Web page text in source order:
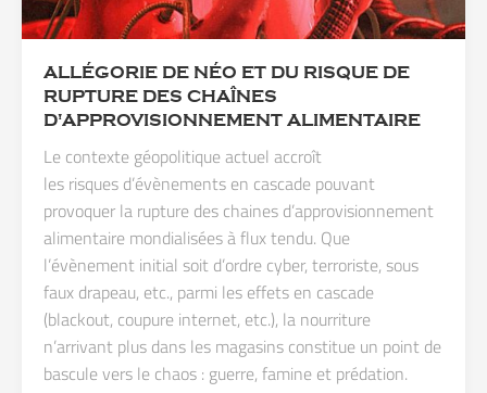
ALLÉGORIE DE NÉO ET DU RISQUE DE
RUPTURE DES CHAÎNES
D'APPROVISIONNEMENT ALIMENTAIRE
Le contexte géopolitique actuel accroît
les risques d’évènements en cascade pouvant
provoquer la rupture des chaines d’approvisionnement
alimentaire mondialisées à flux tendu. Que
l’évènement initial soit d’ordre cyber, terroriste, sous
faux drapeau, etc., parmi les effets en cascade
(blackout, coupure internet, etc.), la nourriture
n’arrivant plus dans les magasins constitue un point de
bascule vers le chaos : guerre, famine et prédation.